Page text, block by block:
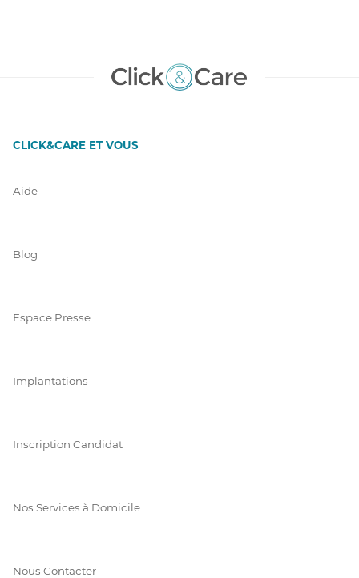
CLICK&CARE ET VOUS
Aide
Blog
Espace Presse
Implantations
Inscription Candidat
Nos Services à Domicile
Nous Contacter